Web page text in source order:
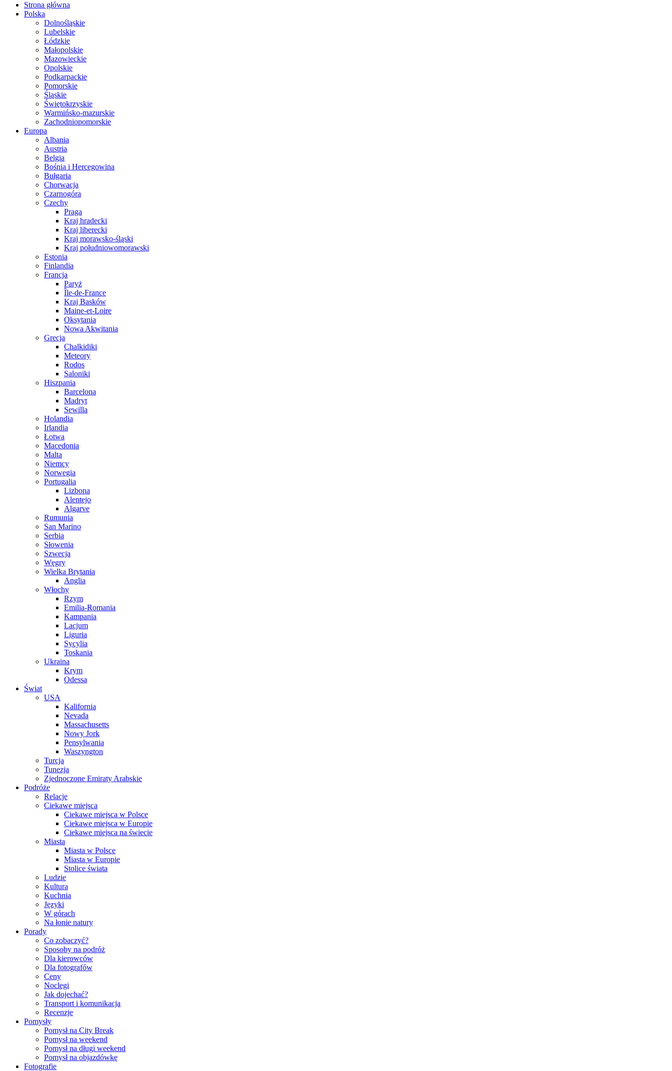
Strona główna
Polska
Dolnośląskie
Lubelskie
Łódzkie
Małopolskie
Mazowieckie
Opolskie
Podkarpackie
Pomorskie
Śląskie
Świętokrzyskie
Warmińsko-mazurskie
Zachodniopomorskie
Europa
Albania
Austria
Belgia
Bośnia i Hercegowina
Bułgaria
Chorwacja
Czarnogóra
Czechy
Praga
Kraj hradecki
Kraj liberecki
Kraj morawsko-śląski
Kraj południowomorawski
Estonia
Finlandia
Francja
Paryż
Île-de-France
Kraj Basków
Maine-et-Loire
Oksytania
Nowa Akwitania
Grecja
Chalkidiki
Meteory
Rodos
Saloniki
Hiszpania
Barcelona
Madryt
Sewilla
Holandia
Irlandia
Łotwa
Macedonia
Malta
Niemcy
Norwegia
Portugalia
Lizbona
Alentejo
Algarve
Rumunia
San Marino
Serbia
Słowenia
Szwecja
Węgry
Wielka Brytania
Anglia
Włochy
Rzym
Emilia-Romania
Kampania
Lacjum
Liguria
Sycylia
Toskania
Ukraina
Krym
Odessa
Świat
USA
Kalifornia
Nevada
Massachusetts
Nowy Jork
Pensylwania
Waszyngton
Turcja
Tunezja
Zjednoczone Emiraty Arabskie
Podróże
Relacje
Ciekawe miejsca
Ciekawe miejsca w Polsce
Ciekawe miejsca w Europie
Ciekawe miejsca na świecie
Miasta
Miasta w Polsce
Miasta w Europie
Stolice świata
Ludzie
Kultura
Kuchnia
Języki
W górach
Na łonie natury
Porady
Co zobaczyć?
Sposoby na podróż
Dla kierowców
Dla fotografów
Ceny
Noclegi
Jak dojechać?
Transport i komunikacja
Recenzje
Pomysły
Pomysł na City Break
Pomysł na weekend
Pomysł na długi weekend
Pomysł na objazdówkę
Fotografie